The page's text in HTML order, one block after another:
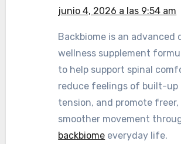
junio 4, 2026 a las 9:54 am
Backbiome is an advanced
wellness supplement
to help support spinal
reduce feelings of built-up
tension, and promote freer,
smoother movement
backbiome everyday life.